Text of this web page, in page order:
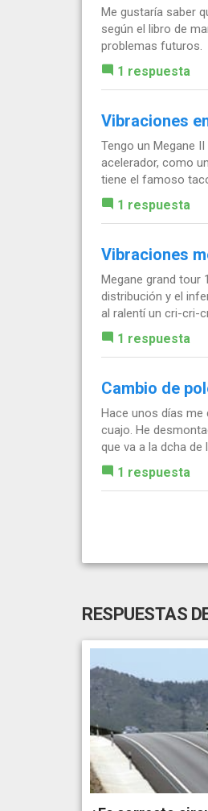
Me gustaría saber
según el libro de
problemas futuros.
1 respuesta
Vibraciones
Tengo un Megane
acelerador, como
tiene el famoso
1 respuesta
Vibraciones
Megane grand tour
distribución y el
al ralentí un cri-cri-
1 respuesta
Cambio de
Hace unos días
cuajo. He
que va a la dcha de
1 respuesta
RESPUESTAS